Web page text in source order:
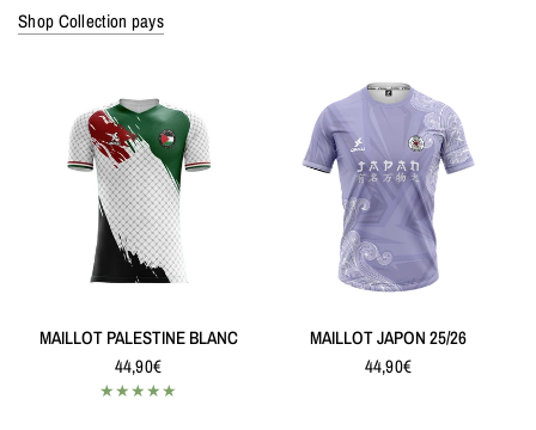
Shop Collection pays
MAILLOT PALESTINE BLANC
44,90€
MAILLOT JAPON 25/26
44,90€